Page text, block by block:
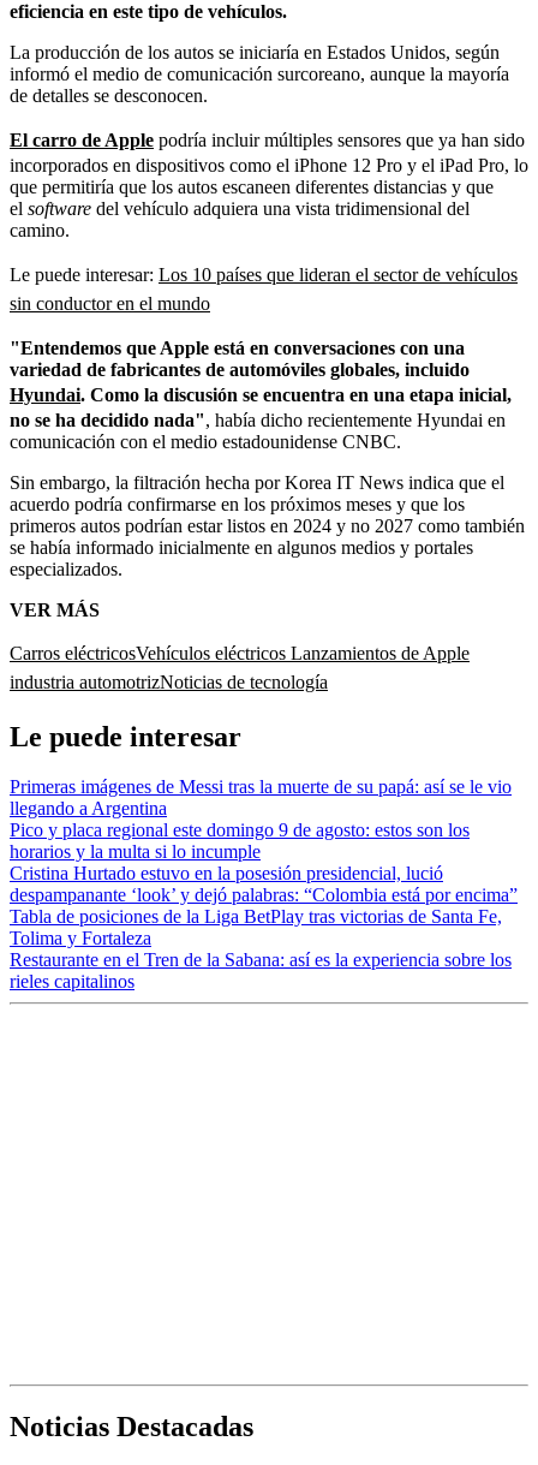
eficiencia en este tipo de vehículos.
La producción de los autos se iniciaría en Estados Unidos, según
informó el medio de comunicación surcoreano, aunque la mayoría
de detalles se desconocen.
El carro de Apple podría incluir múltiples sensores que ya han sido
incorporados en dispositivos como el iPhone 12 Pro y el iPad Pro, lo
que permitiría que los autos escaneen diferentes distancias y que
el software del vehículo adquiera una vista tridimensional del
camino.
Le puede interesar: Los 10 países que lideran el sector de vehículos
sin conductor en el mundo
"Entendemos que Apple está en conversaciones con una
variedad de fabricantes de automóviles globales, incluido
Hyundai. Como la discusión se encuentra en una etapa inicial,
no se ha decidido nada", había dicho recientemente Hyundai en
comunicación con el medio estadounidense CNBC.
Sin embargo, la filtración hecha porKorea IT News indica que el
acuerdo podría confirmarse en los próximos meses y que los
primeros autos podrían estar listos en 2024 y no 2027 como también
se había informado inicialmente en algunos medios y portales
especializados.
VER MÁS
Carros eléctricosVehículos eléctricos Lanzamientos de Apple
industria automotrizNoticias de tecnología
Le puede interesar
Primeras imágenes de Messi tras la muerte de su papá: así se le vio
llegando a Argentina
Pico y placa regional este domingo 9 de agosto: estos son los
horarios y la multa si lo incumple
Cristina Hurtado estuvo en la posesión presidencial, lució
despampanante ‘look’ y dejó palabras: “Colombia está por encima”
Tabla de posiciones de la Liga BetPlay tras victorias de Santa Fe,
Tolima y Fortaleza
Restaurante en el Tren de la Sabana: así es la experiencia sobre los
rieles capitalinos
Noticias Destacadas